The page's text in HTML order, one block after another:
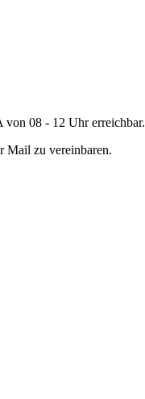
08 - 12 Uhr erreichbar.
Mail zu vereinbaren.